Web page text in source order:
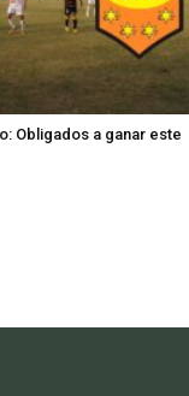
Obligados a ganar este